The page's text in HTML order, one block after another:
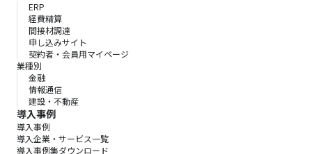
ERP
経費精算
間接材調達
申し込みサイト
契約者・会員用マイページ
業種別
金融
情報通信
建設・不動産
導入事例
導入事例
導入企業・サービス一覧
導入事例集ダウンロード